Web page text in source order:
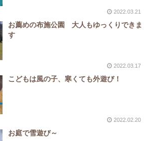
2022.03.21
お薦めの布施公園 大人もゆっくりできま
す
2022.03.17
こどもは風の子、寒くても外遊び！
2022.02.20
お庭で雪遊び～